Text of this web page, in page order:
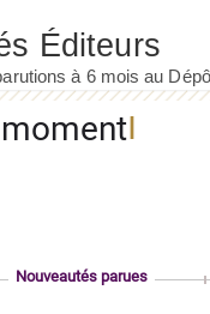
Nouveautés parues